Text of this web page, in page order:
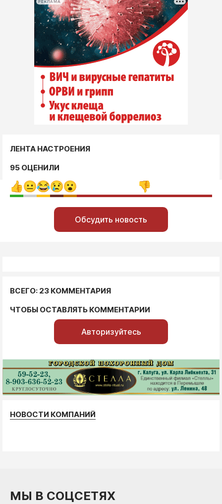
РЕКЛАМА
ЛЕНТА НАСТРОЕНИЯ
95 ОЦЕНИЛИ
Обсудить новость
ВСЕГО: 23 КОММЕНТАРИЯ
ЧТОБЫ ОСТАВЛЯТЬ КОММЕНТАРИИ
Авторизуйтесь
НОВОСТИ КОМПАНИЙ
МЫ В СОЦСЕТЯХ